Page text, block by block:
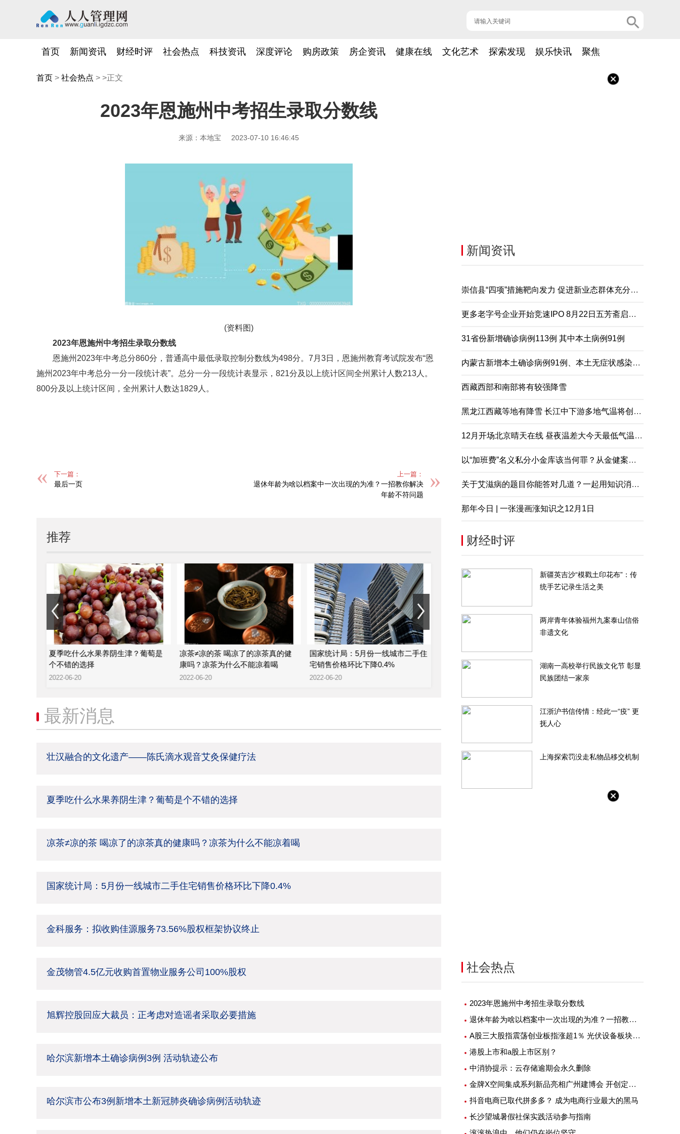
首页 新闻资讯 财经时评 社会热点 科技资讯 深度评论 购房政策 房企资讯 健康在线 文化艺术 探索发现 娱乐快讯 聚焦
首页 > 社会热点 > >正文
2023年恩施州中考招生录取分数线
来源：本地宝 2023-07-10 16:46:45
(资料图)
2023年恩施州中考招生录取分数线
恩施州2023年中考总分860分，普通高中最低录取控制分数线为498分。7月3日，恩施州教育考试院发布“恩
施州2023年中考总分一分一段统计表”。总分一分一段统计表显示，821分及以上统计区间全州累计人数213人。
800分及以上统计区间，全州累计人数达1829人。
下一篇：
最后一页
上一篇：
退休年龄为啥以档案中一次出现的为准？一招教你解决
年龄不符问题
推荐
夏季吃什么水果养阴生津？葡萄是
个不错的选择
2022-06-20
凉茶≠凉的茶 喝凉了的凉茶真的健
康吗？凉茶为什么不能凉着喝
2022-06-20
国家统计局：5月份一线城市二手住
宅销售价格环比下降0.4%
2022-06-20
金科服务：拟收购佳源服务73.56%
股权框架协议终止
公司100%股权
2022-06-20
最新消息
壮汉融合的文化遗产——陈氏滴水观音艾灸保健疗法
夏季吃什么水果养阴生津？葡萄是个不错的选择
凉茶≠凉的茶 喝凉了的凉茶真的健康吗？凉茶为什么不能凉着喝
国家统计局：5月份一线城市二手住宅销售价格环比下降0.4%
金科服务：拟收购佳源服务73.56%股权框架协议终止
金茂物管4.5亿元收购首置物业服务公司100%股权
旭辉控股回应大裁员：正考虑对造谣者采取必要措施
哈尔滨新增本土确诊病例3例 活动轨迹公布
哈尔滨市公布3例新增本土新冠肺炎确诊病例活动轨迹
新闻资讯
崇信县“四项”措施靶向发力 促进新业态群体充分就业
更多老字号企业开始竞速IPO 8月22日五芳斋启动申购
31省份新增确诊病例113例 其中本土病例91例
内蒙古新增本土确诊病例91例、本土无症状感染者2例
西藏西部和南部将有较强降雪
黑龙江西藏等地有降雪 长江中下游多地气温将创下半年来新低
12月开场北京晴天在线 昼夜温差大今天最低气温仅-5℃
以“加班费”名义私分小金库该当何罪？从金健案说起
关于艾滋病的题目你能答对几道？一起用知识消除误解
那年今日 | 一张漫画涨知识之12月1日
财经时评
新疆英吉沙“模戳土印花布”：传
统手艺记录生活之美
两岸青年体验福州九案泰山信俗
非遗文化
湖南一高校举行民族文化节 彰显
民族团结一家亲
江浙沪书信传情：经此一“疫” 更
抚人心
上海探索罚没走私物品移交机制
社会热点
2023年恩施州中考招生录取分数线
退休年龄为啥以档案中一次出现的为准？一招教你解决年龄不符问题
A股三大股指震荡创业板指涨超1％ 光伏设备板块领涨
港股上市和a股上市区别？
中消协提示：云存储逾期会永久删除
金牌X空间集成系列新品亮相广州建博会 开创定制家居新物种
抖音电商已取代拼多多？ 成为电商行业最大的黑马
长沙望城暑假社保实践活动参与指南